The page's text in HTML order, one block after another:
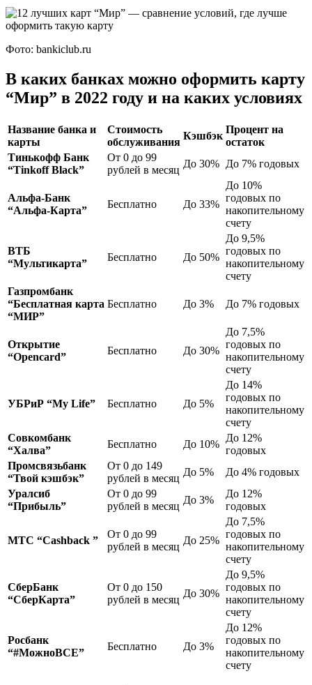
Фото: bankiclub.ru
В каких банках можно оформить карту
“Мир” в 2022 году и на каких условиях
Название банка и
карты
Стоимость
обслуживания
Кэшбэк
Процент на
остаток
Тинькофф Банк
“Tinkoff Black”
От 0 до 99
рублей в месяц
До 30% До 7% годовых
Альфа-Банк
“Альфа-Карта”
Бесплатно До 33%
До 10%
годовых по
накопительному
счету
ВТБ
“Мультикарта”
Бесплатно До 50%
До 9,5%
годовых по
накопительному
счету
Газпромбанк
“Бесплатная карта
“МИР”
Бесплатно До 3% До 7% годовых
Открытие
“Opencard”
Бесплатно До 30%
До 7,5%
годовых по
накопительному
счету
УБРиР “My Life” Бесплатно До 5%
До 14%
годовых по
накопительному
счету
Совкомбанк
“Халва”
Бесплатно До 10%
До 12%
годовых
Промсвязьбанк
“Твой кэшбэк”
От 0 до 149
рублей в месяц
До 5%
До 4% годовых
Уралсиб
“Прибыль”
От 0 до 99
рублей в месяц
До 3%
До 12%
годовых
МТС “Cashback ”
От 0 до 99
рублей в месяц
До 25%
До 7,5%
годовых по
накопительному
счету
СберБанк
“СберКарта”
От 0 до 150
рублей в месяц
До 30%
До 9,5%
годовых по
накопительному
счету
Росбанк
“#МожноВСЕ”
Бесплатно До 3%
До 12%
годовых по
накопительному
счету